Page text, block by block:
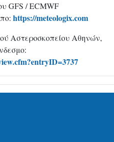
GFS / ECMWF
https://meteologix.com
Αστεροσκοπείου Αθηνών,